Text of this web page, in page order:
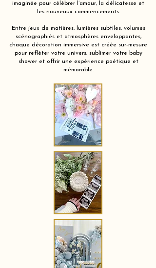
imaginée pour célébrer l’amour, la délicatesse et
les nouveaux commencements.
Entre jeux de matières, lumières subtiles, volumes
scénographiés et atmosphères enveloppantes,
chaque décoration immersive est créée sur-mesure
pour refléter votre univers, sublimer votre baby
shower et offrir une expérience poétique et
mémorable.